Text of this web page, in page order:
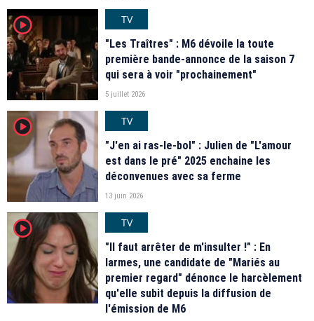
player2
TV
"Les Traîtres" : M6 dévoile la toute
première bande-annonce de la saison 7
qui sera à voir "prochainement"
5 juillet 2026
player2
TV
"J'en ai ras-le-bol" : Julien de "L'amour
est dans le pré" 2025 enchaine les
déconvenues avec sa ferme
13 juin 2026
player2
TV
"Il faut arrêter de m'insulter !" : En
larmes, une candidate de "Mariés au
premier regard" dénonce le harcèlement
qu'elle subit depuis la diffusion de
l'émission de M6